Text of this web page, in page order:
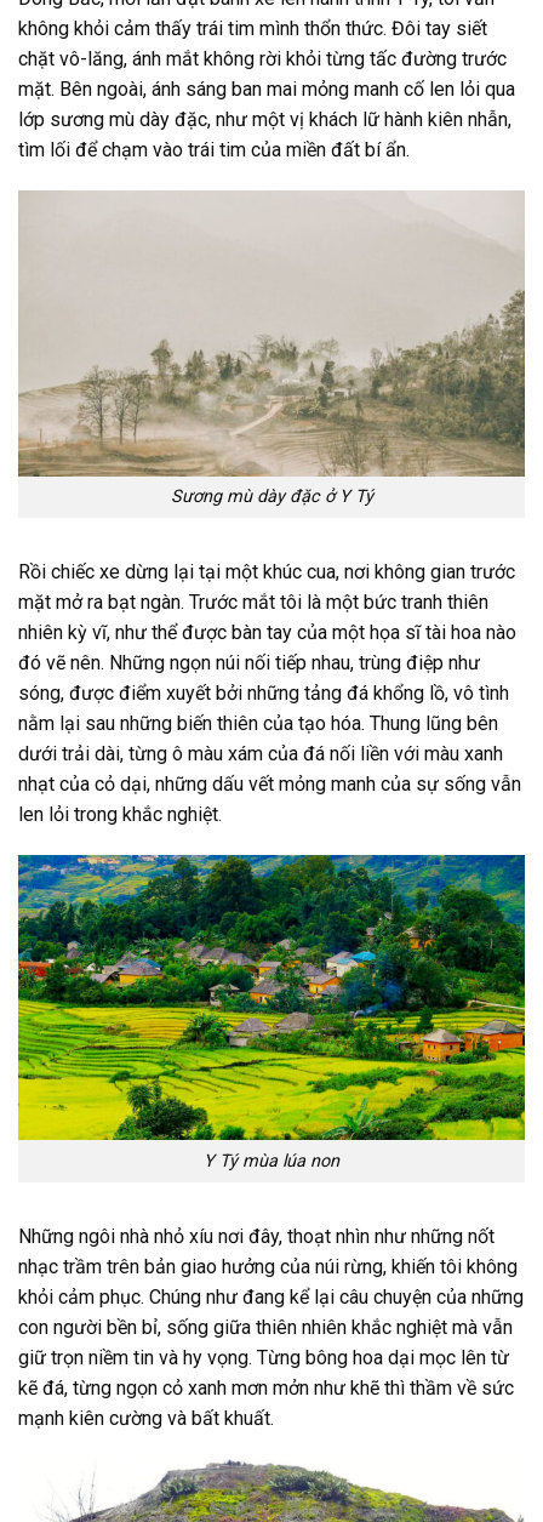
không khỏi cảm thấy trái tim mình thổn thức. Đôi tay siết
chặt vô-lăng, ánh mắt không rời khỏi từng tấc đường trước
mặt. Bên ngoài, ánh sáng ban mai mỏng manh cố len lỏi qua
lớp sương mù dày đặc, như một vị khách lữ hành kiên nhẫn,
tìm lối để chạm vào trái tim của miền đất bí ẩn.
Sương mù dày đặc ở Y Tý
Rồi chiếc xe dừng lại tại một khúc cua, nơi không gian trước
mặt mở ra bạt ngàn. Trước mắt tôi là một bức tranh thiên
nhiên kỳ vĩ, như thể được bàn tay của một họa sĩ tài hoa nào
đó vẽ nên. Những ngọn núi nối tiếp nhau, trùng điệp như
sóng, được điểm xuyết bởi những tảng đá khổng lồ, vô tình
nằm lại sau những biến thiên của tạo hóa. Thung lũng bên
dưới trải dài, từng ô màu xám của đá nối liền với màu xanh
nhạt của cỏ dại, những dấu vết mỏng manh của sự sống vẫn
len lỏi trong khắc nghiệt.
Y Tý mùa lúa non
Những ngôi nhà nhỏ xíu nơi đây, thoạt nhìn như những nốt
nhạc trầm trên bản giao hưởng của núi rừng, khiến tôi không
khỏi cảm phục. Chúng như đang kể lại câu chuyện của những
con người bền bỉ, sống giữa thiên nhiên khắc nghiệt mà vẫn
giữ trọn niềm tin và hy vọng. Từng bông hoa dại mọc lên từ
kẽ đá, từng ngọn cỏ xanh mơn mởn như khẽ thì thầm về sức
mạnh kiên cường và bất khuất.